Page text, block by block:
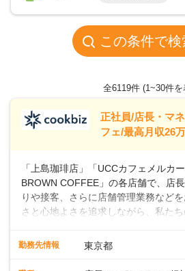
この条件で検
全6119件 (1~30件を
正社員/店長・マ
フェ/最高月収26
「上島珈琲店」「UCCカフェメルカ
BROWN COFFEE」の各店舗で、店
りや接客、さらに店舗管理業務など
さと心地よさを追求しながら、私た
の抽出や各種ドリンクの作成お客様の
勤務先情報 東京都